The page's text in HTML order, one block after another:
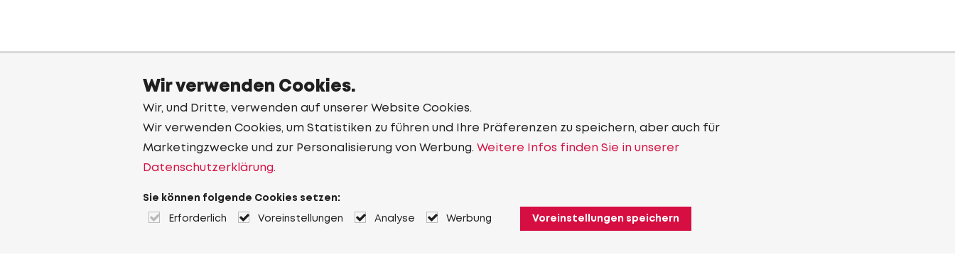
Wir verwenden Cookies.
Wir, und Dritte, verwenden auf unserer Website Cookies.
Wir verwenden Cookies, um Statistiken zu führen und Ihre Präferenzen zu speichern, aber auch für
Marketingzwecke und zur Personalisierung von Werbung. Weitere Infos finden Sie in unserer
Datenschutzerklärung.
Sie können folgende Cookies setzen:
Erforderlich Voreinstellungen Analyse Werbung Voreinstellungen speichern